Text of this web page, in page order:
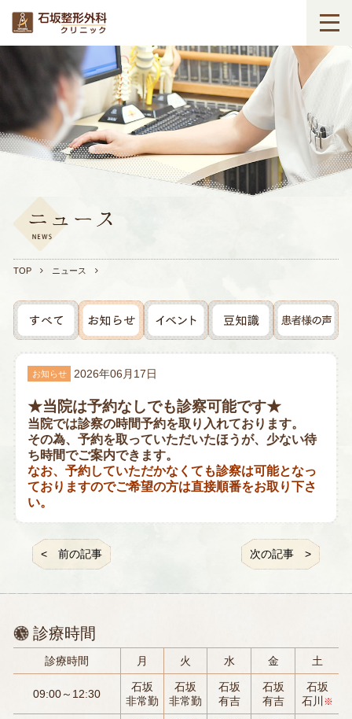
TOP ニュース
お知らせ 2026年06月17日
★当院は予約なしでも診察可能です★
当院では診察の時間予約を取り入れております。
その為、予約を取っていただいたほうが、少ない待
ち時間でご案内できます。
なお、予約していただかなくても診察は可能となっ
ておりますのでご希望の方は直接順番をお取り下さ
い。
前の記事 次の記事
診療時間
診療時間 月 火 水 金 土
09:00～12:30
石坂
非常勤
石坂
非常勤
石坂
有吉
石坂
有吉
石坂
石川 ※